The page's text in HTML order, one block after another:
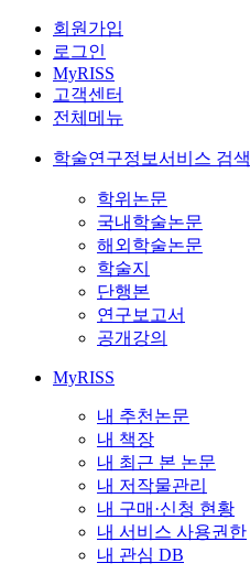
회원가입
로그인
MyRISS
고객센터
전체메뉴
학술연구정보서비스 검색
학위논문
국내학술논문
해외학술논문
학술지
단행본
연구보고서
공개강의
MyRISS
내 추천논문
내 책장
내 최근 본 논문
내 저작물관리
내 구매·신청 현황
내 서비스 사용권한
내 관심 DB